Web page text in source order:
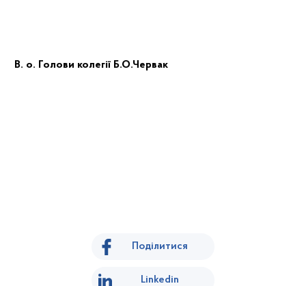
В. о. Голови колегії Б.О.Червак
Поділитися
Linkedin